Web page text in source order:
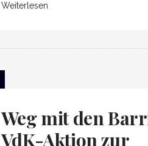
Weiterlesen
Weg mit den
VdK-Aktion zur